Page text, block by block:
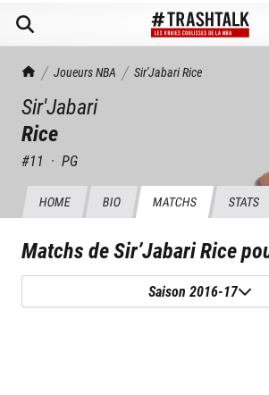
TrashTalk Actu NBA
Joueurs NBA Sir'JabariRice
Sir'Jabari
Rice
#11 · PG
HOME BIO MATCHS STATS
Matchs deSir’Jabari Rice
Saison 2016-17